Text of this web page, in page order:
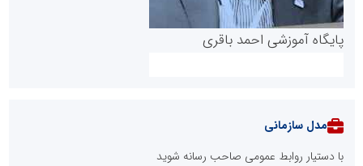
پایگاه آموزشی احمد باقری
مدل سازمانی
با دستیار روابط عمومی صاحب رسانه شوید